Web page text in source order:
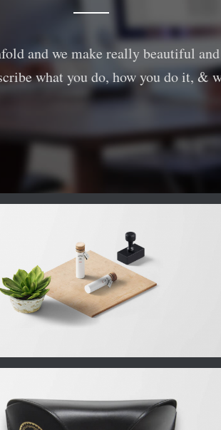
and we make really beautiful
what you do, how you do it, &